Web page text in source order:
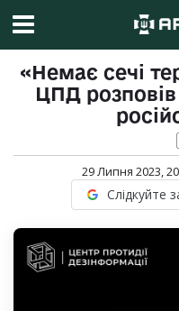
«Немає сечі
ЦПД розповів
29 Липня 2023,
Слідкуйте